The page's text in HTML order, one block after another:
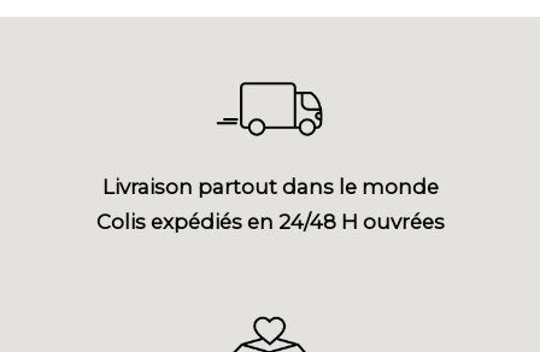
Livraison partout dans le monde
Colis expédiés en 24/48 H ouvrées